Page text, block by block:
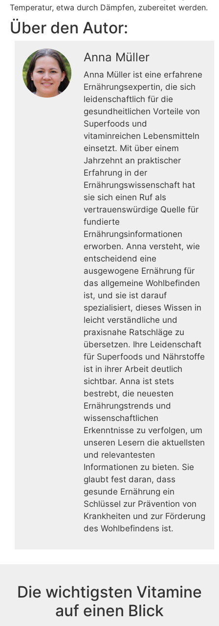
Temperatur, etwa durch Dämpfen, zubereitet werden.
Über den Autor:
Anna Müller
Anna Müller ist eine erfahrene
Ernährungsexpertin, die sich
leidenschaftlich für die
gesundheitlichen Vorteile von
Superfoods und
vitaminreichen Lebensmitteln
einsetzt. Mit über einem
Jahrzehnt an praktischer
Erfahrung in der
Ernährungswissenschaft hat
sie sich einen Ruf als
vertrauenswürdige Quelle für
fundierte
Ernährungsinformationen
erworben. Anna versteht, wie
entscheidend eine
ausgewogene Ernährung für
das allgemeine Wohlbefinden
ist, und sie ist darauf
spezialisiert, dieses Wissen in
leicht verständliche und
praxisnahe Ratschläge zu
übersetzen. Ihre Leidenschaft
für Superfoods und Nährstoffe
ist in ihrer Arbeit deutlich
sichtbar. Anna ist stets
bestrebt, die neuesten
Ernährungstrends und
wissenschaftlichen
Erkenntnisse zu verfolgen, um
unseren Lesern die aktuellsten
und relevantesten
Informationen zu bieten. Sie
glaubt fest daran, dass
gesunde Ernährung ein
Schlüssel zur Prävention von
Krankheiten und zur Förderung
des Wohlbefindens ist.
Die wichtigsten Vitamine
auf einen Blick